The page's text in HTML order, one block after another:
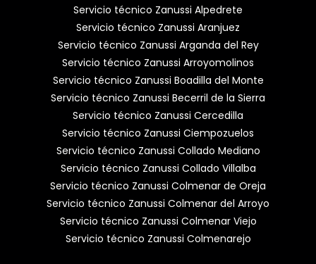
Servicio técnico Zanussi Alpedrete
Servicio técnico Zanussi Aranjuez
Servicio técnico Zanussi Arganda del Rey
Servicio técnico Zanussi Arroyomolinos
Servicio técnico Zanussi Boadilla del Monte
Servicio técnico Zanussi Becerril de la Sierra
Servicio técnico Zanussi Cercedilla
Servicio técnico Zanussi Ciempozuelos
Servicio técnico Zanussi Collado Mediano
Servicio técnico Zanussi Collado Villalba
Servicio técnico Zanussi Colmenar de Oreja
Servicio técnico Zanussi Colmenar del Arroyo
Servicio técnico Zanussi Colmenar Viejo
Servicio técnico Zanussi Colmenarejo